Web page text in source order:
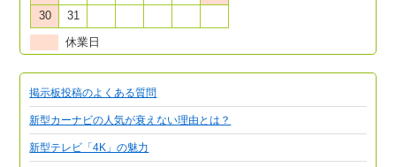
30
31
休業日
掲示板投稿のよくある質問
新型カーナビの人気が衰えない理由とは？
新型テレビ「4K」の魅力